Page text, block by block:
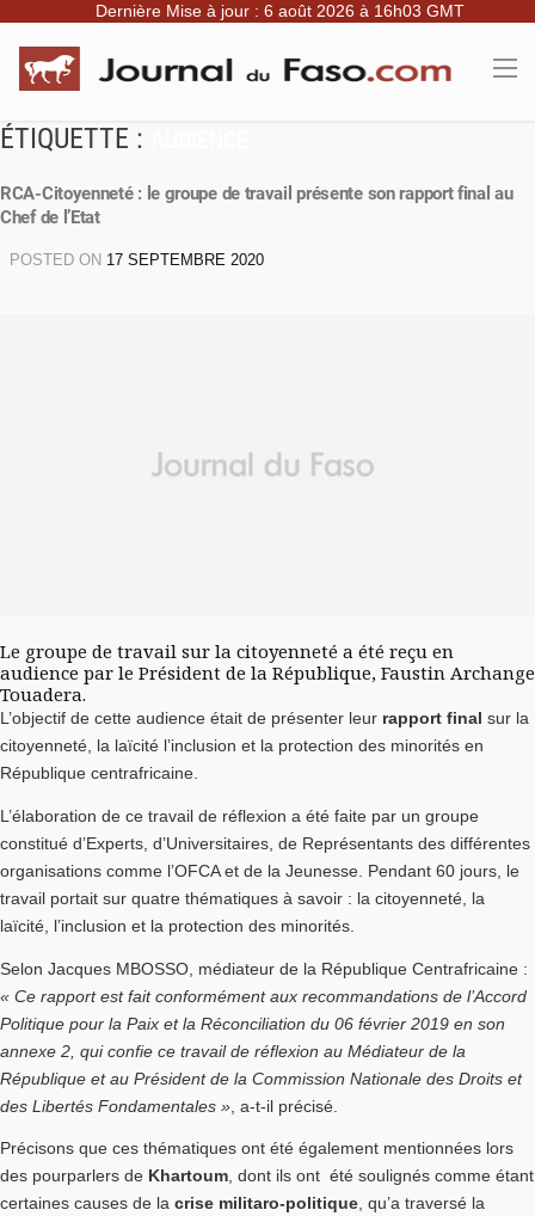
Dernière Mise à jour : 6 août 2026 à 16h03 GMT
ÉTIQUETTE :
RCA-Citoyenneté : le groupe de travail présente son rapport final au
Chef de l’Etat
POSTED ON 17 SEPTEMBRE 2020
Le groupe de travail sur la citoyenneté a été reçu en
audience par le Président de la République, Faustin Archange
Touadera.
L’objectif de cette audience était de présenter leur rapport final sur la
citoyenneté, la laïcité l’inclusion et la protection des minorités en
République centrafricaine.
L’élaboration de ce travail de réflexion a été faite par un groupe
constitué d’Experts, d’Universitaires, de Représentants des différentes
organisations comme l’OFCA et de la Jeunesse. Pendant 60 jours, le
travail portait sur quatre thématiques à savoir : la citoyenneté, la
laïcité, l’inclusion et la protection des minorités.
Selon Jacques MBOSSO, médiateur de la République Centrafricaine :
« Ce rapport est fait conformément aux recommandations de l’Accord
Politique pour la Paix et la Réconciliation du 06 février 2019 en son
annexe 2, qui confie ce travail de réflexion au Médiateur de la
République et au Président de la Commission Nationale des Droits et
des Libertés Fondamentales » , a-t-il précisé.
Précisons que ces thématiques ont été également mentionnées lors
des pourparlers de Khartoum , dont ils ont été soulignés comme étant
certaines causes de la crise militaro-politique , qu’a traversé la